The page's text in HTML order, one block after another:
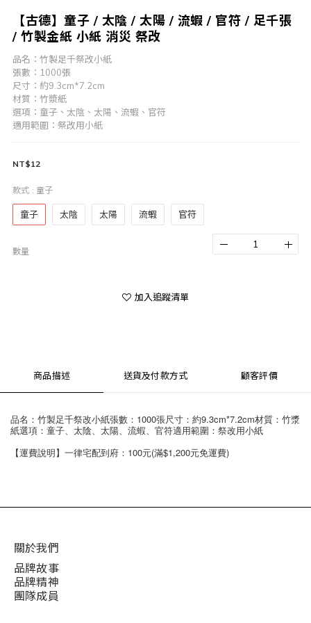
【古德】童子 / 太陰 / 太陽 / 流蝦 / 官符 / 足千張
/ 竹製金紙 小紙 消災 祭改
品名：竹製足千祭改小紙
張數：1000張
尺寸：約9.3cm*7.2cm
材質：竹漿紙
選項：童子、太陰、太陽、流蝦、官符
適用範圍：祭改用小紙
NT$12
款式 : 童子
童子 太陰 太陽 流蝦 官符
數量
加入追蹤清單
商品描述 送貨及付款方式 顧客評價
品名：竹製足千祭改小紙張數：1000張尺寸：約9.3cm*7.2cm材質：竹漿
紙選項：童子、太陰、太陽、流蝦、官符適用範圍：祭改用小紙
【運費說明】一律宅配到府：100元(滿$1,200元免運費)
關於我們
品牌故事
品牌精神
團隊成員